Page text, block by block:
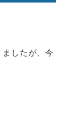
したが、今